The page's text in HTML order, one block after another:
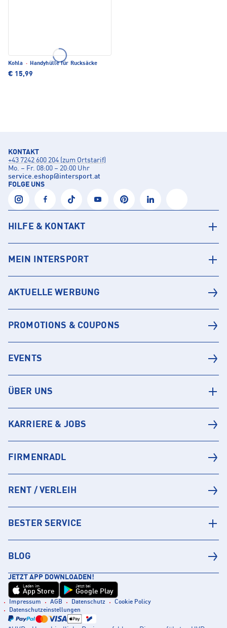
Kohla · Handyhülle für Rucksäcke
€ 15,99
KONTAKT
+43 7242 600 204 (zum Ortstarif)
Mo. – Fr. 08:00 – 20:00 Uhr
service.eshop@intersport.at
FOLGE UNS
HILFE & KONTAKT
MEIN INTERSPORT
AKTUELLE WERBUNG
PROMOTIONS & COUPONS
EVENTS
ÜBER UNS
KARRIERE & JOBS
FIRMENRADL
RENT / VERLEIH
BESTER SERVICE
BLOG
JETZT APP DOWNLOADEN!
Laden im
App Store
Jetzt bei
Google Play
Impressum AGB Datenschutz
Cookie Policy
Datenschutzeinstellungen